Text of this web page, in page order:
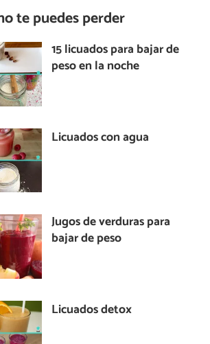
te puedes perder
15 licuados para bajar de
peso en la noche
Licuados con agua
Jugos de verduras para
bajar de peso
Licuados detox